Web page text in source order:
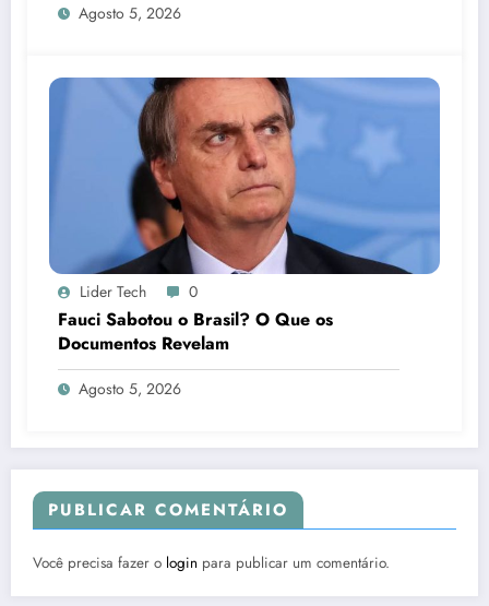
Agosto 5, 2026
Lider Tech 0
Fauci Sabotou o Brasil? O Que os
Documentos Revelam
Agosto 5, 2026
PUBLICAR COMENTÁRIO
Você precisa fazer o login para publicar um comentário.